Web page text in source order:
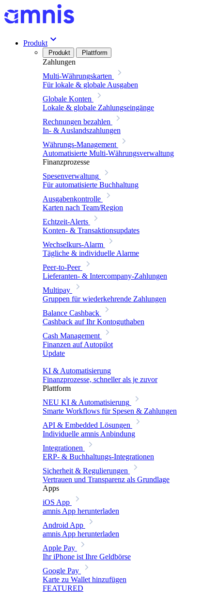
Produkt
Produkt Plattform
Zahlungen
Multi-Währungskarten
Für lokale & globale Ausgaben
Globale Konten
Lokale & globale Zahlungseingänge
Rechnungen bezahlen
In- & Auslandszahlungen
Währungs-Management
Automatisierte Multi-Währungsverwaltung
Finanzprozesse
Spesenverwaltung
Für automatisierte Buchhaltung
Ausgabenkontrolle
Karten nach Team/Region
Echtzeit-Alerts
Konten- & Transaktionsupdates
Wechselkurs-Alarm
Tägliche & individuelle Alarme
Peer-to-Peer
Lieferanten- & Intercompany-Zahlungen
Multipay
Gruppen für wiederkehrende Zahlungen
Balance Cashback
Cashback auf Ihr Kontoguthaben
Cash Management
Finanzen auf Autopilot
Update
KI & Automatisierung
Finanzprozesse, schneller als je zuvor
Plattform
NEU KI & Automatisierung
Smarte Workflows für Spesen & Zahlungen
API & Embedded Lösungen
Individuelle amnis Anbindung
Integrationen
ERP- & Buchhaltungs-Integrationen
Sicherheit & Regulierungen
Vertrauen und Transparenz als Grundlage
Apps
iOS App
amnis App herunterladen
Android App
amnis App herunterladen
Apple Pay
Ihr iPhone ist Ihre Geldbörse
Google Pay
Karte zu Wallet hinzufügen
FEATURED